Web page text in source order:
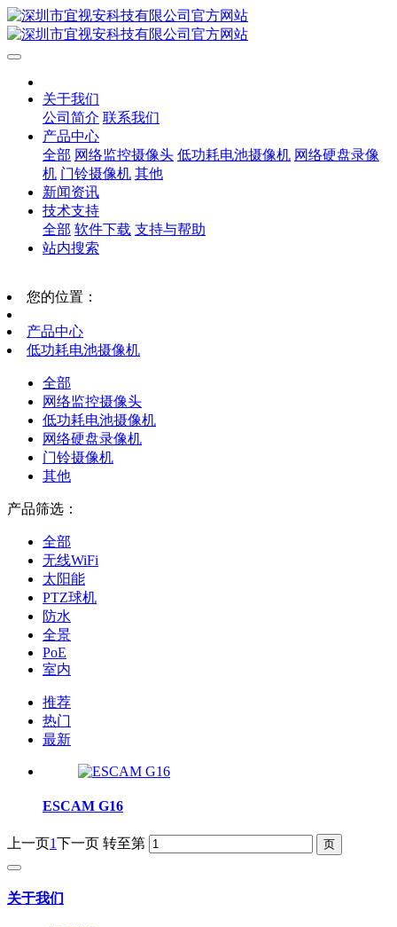
关于我们
公司简介 联系我们
产品中心
全部 网络监控摄像头 低功耗电池摄像机 网络硬盘录像
机 门铃摄像机 其他
新闻资讯
技术支持
全部 软件下载 支持与帮助
站内搜索
您的位置：
产品中心
低功耗电池摄像机
全部
网络监控摄像头
低功耗电池摄像机
网络硬盘录像机
门铃摄像机
其他
产品筛选：
全部
无线WiFi
太阳能
PTZ球机
防水
全景
PoE
室内
推荐
热门
最新
ESCAM G16
上一页1下一页 转至第
关于我们